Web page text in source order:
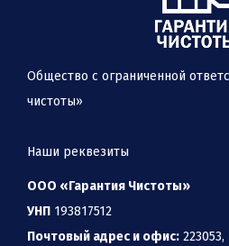
Общество с ограниченной
чистоты»
Наши реквезиты
ООО «Гарантия Чистоты»
УНП 193817512
Почтовый адрес и офис: